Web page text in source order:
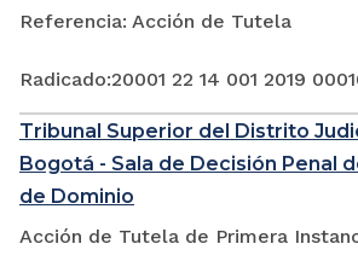
Referencia: Acción de Tutela
Radicado:20001 22 14 001 2019
Tribunal Superior del Distrito
Bogotá - Sala de Decisión Penal
de Dominio
Acción de Tutela de Primera